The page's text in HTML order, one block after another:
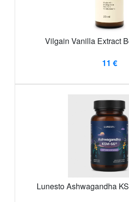
Vilgain Vanilla Extract
11 €
Lunesto Ashwagandha